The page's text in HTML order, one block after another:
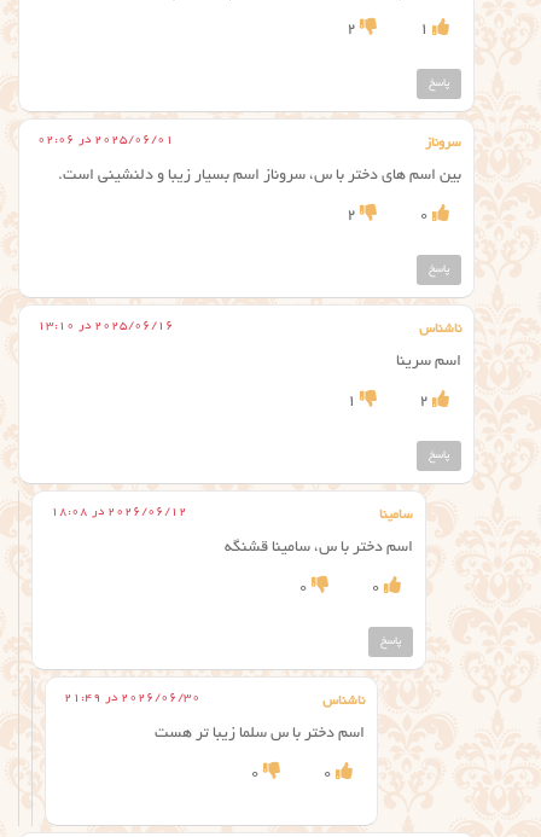
1
2
پاسخ
سروناز 2025/06/01 در 02:06
بین اسم های دختر با س، سروناز اسم بسیار زیبا و دلنشینی است.
0
2
پاسخ
ناشناس 2025/06/16 در 13:10
اسم سرینا
2
1
پاسخ
سامینا 2026/06/12 در 18:08
اسم دختر با س، سامینا قشنگه
0
0
پاسخ
ناشناس 2026/06/30 در 21:49
اسم دختر با س سلما زیبا تر هست
0
0